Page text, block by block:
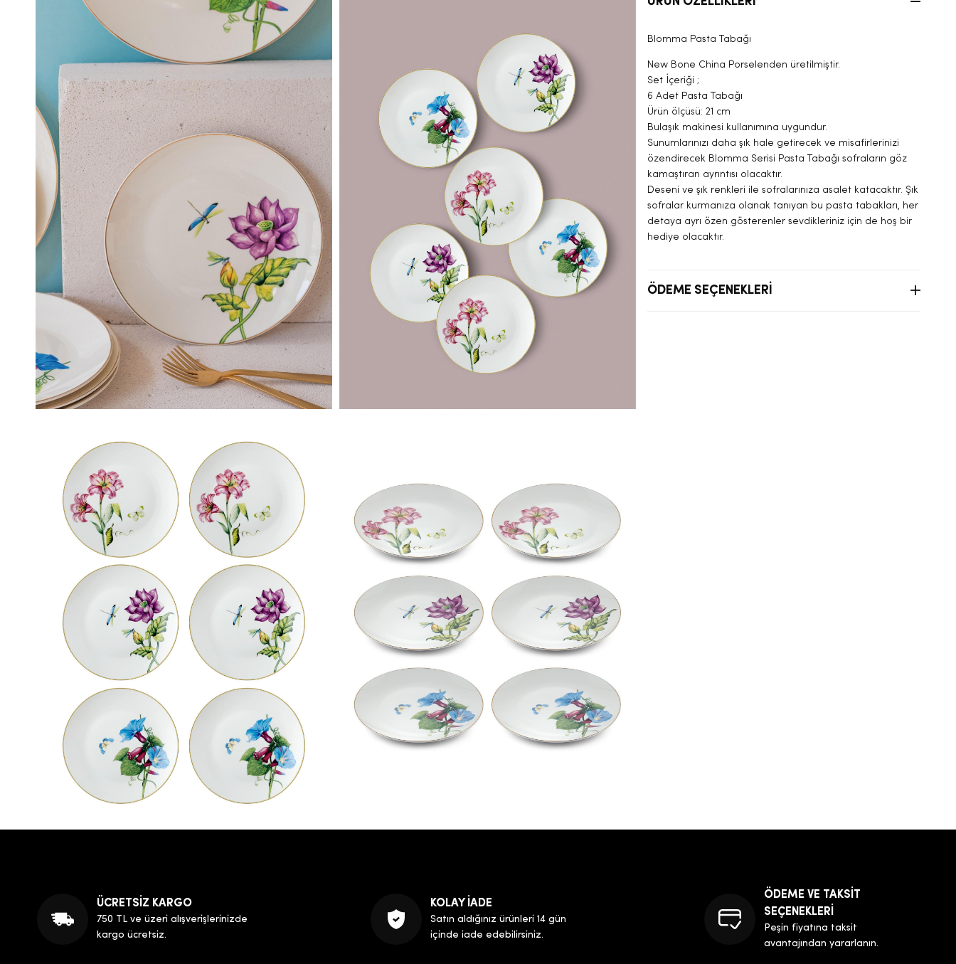
Blomma Pasta Tabağı
New Bone China Porselenden üretilmiştir.
Set İçeriği ;
6 Adet Pasta Tabağı
Ürün ölçüsü: 21 cm
Bulaşık makinesi kullanımına uygundur.
Sunumlarınızı daha şık hale getirecek ve misafirlerinizi
özendirecek Blomma Serisi Pasta Tabağı sofraların göz
kamaştıran ayrıntısı olacaktır.
Deseni ve şık renkleri ile sofralarınıza asalet katacaktır. Şık
sofralar kurmanıza olanak tanıyan bu pasta tabakları, her
detaya ayrı özen gösterenler sevdikleriniz için de hoş bir
hediye olacaktır.
ÖDEME SEÇENEKLERI
ÜCRETSİZ KARGO
750 TL ve üzeri alışverişlerinizde
kargo ücretsiz.
KOLAY İADE
Satın aldığınız ürünleri 14 gün
içinde iade edebilirsiniz.
ÖDEME VE TAKSİT
SEÇENEKLERİ
Peşin fiyatına taksit
avantajından yararlanın.